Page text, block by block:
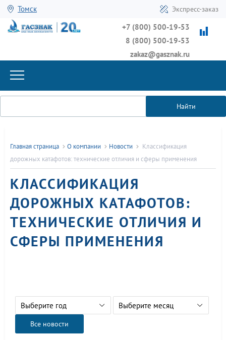
Томск Экспресс-заказ
+7 (800) 500-19-53
8 (800) 500-19-53
zakaz@gasznak.ru
Найти
Главная страница О компании Новости
Классификация
дорожных катафотов: технические отличия и сферы применения
КЛАССИФИКАЦИЯ
ДОРОЖНЫХ КАТАФОТОВ:
ТЕХНИЧЕСКИЕ ОТЛИЧИЯ И
СФЕРЫ ПРИМЕНЕНИЯ
Выберите год Выберите месяц
Все новости